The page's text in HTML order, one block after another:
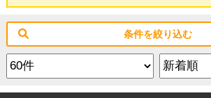
条件を絞り込む